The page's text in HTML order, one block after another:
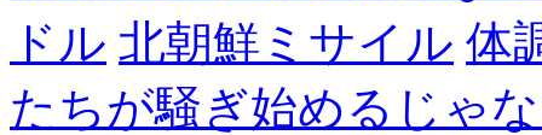
ドル 北朝鮮ミサイル 体
たちが騒ぎ始めるじゃ